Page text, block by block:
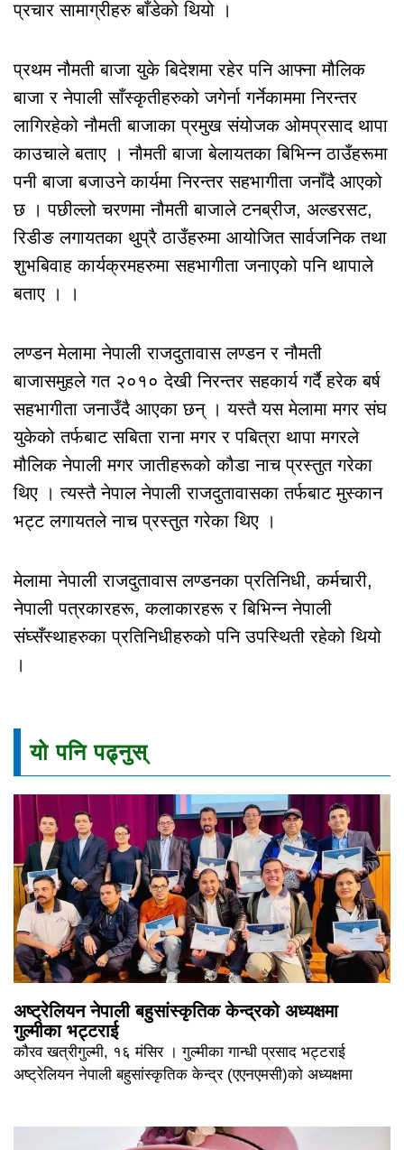
प्रचार सामाग्रीहरु बाँडेको थियो ।
प्रथम नौमती बाजा युके बिदेशमा रहेर पनि आफ्ना मौलिक
बाजा र नेपाली साँस्कृतीहरुको जगेर्ना गर्नेकाममा निरन्तर
लागिरहेको नौमती बाजाका प्रमुख संयोजक ओमप्रसाद थापा
काउचाले बताए । नौमती बाजा बेलायतका बिभिन्न ठाउँहरूमा
पनी बाजा बजाउने कार्यमा निरन्तर सहभागीता जनाँदै आएको
छ । पछील्लो चरणमा नौमती बाजाले टनब्रीज, अल्डरसट,
रिडीङ लगायतका थुप्रै ठाउँहरुमा आयोजित सार्वजनिक तथा
शुभबिवाह कार्यक्रमहरुमा सहभागीता जनाएको पनि थापाले
बताए । ।
लण्डन मेलामा नेपाली राजदुतावास लण्डन र नौमती
बाजासमुहले गत २०१० देखी निरन्तर सहकार्य गर्दै हरेक बर्ष
सहभागीता जनाउँदै आएका छन् । यस्तै यस मेलामा मगर संघ
युकेको तर्फबाट सबिता राना मगर र पबित्रा थापा मगरले
मौलिक नेपाली मगर जातीहरूको कौडा नाच प्रस्तुत गरेका
थिए । त्यस्तै नेपाल नेपाली राजदुतावासका तर्फबाट मुस्कान
भट्ट लगायतले नाच प्रस्तुत गरेका थिए ।
मेलामा नेपाली राजदुतावास लण्डनका प्रतिनिधी, कर्मचारी,
नेपाली पत्रकारहरू, कलाकारहरू र बिभिन्न नेपाली
संघ्सँस्थाहरुका प्रतिनिधीहरुको पनि उपस्थिती रहेको थियो
।
यो पनि पढ्नुस्
अष्ट्रेलियन नेपाली बहुसांस्कृतिक केन्द्रको अध्यक्षमा
गुल्मीका भट्टराई
कौरव खत्रीगुल्मी, १६ मंसिर । गुल्मीका गान्धी प्रसाद भट्टराई
अष्ट्रेलियन नेपाली बहुसांस्कृतिक केन्द्र (एएनएमसी)को अध्यक्षमा